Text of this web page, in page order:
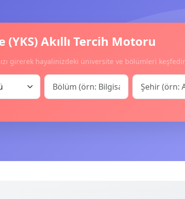
(YKS) Akıllı Tercih Motoru
girerek hayalinizdeki üniversite ve bölümleri